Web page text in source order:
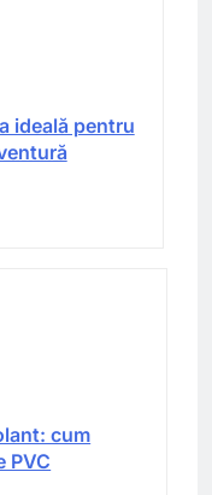
ideală pentru
cum
PVC